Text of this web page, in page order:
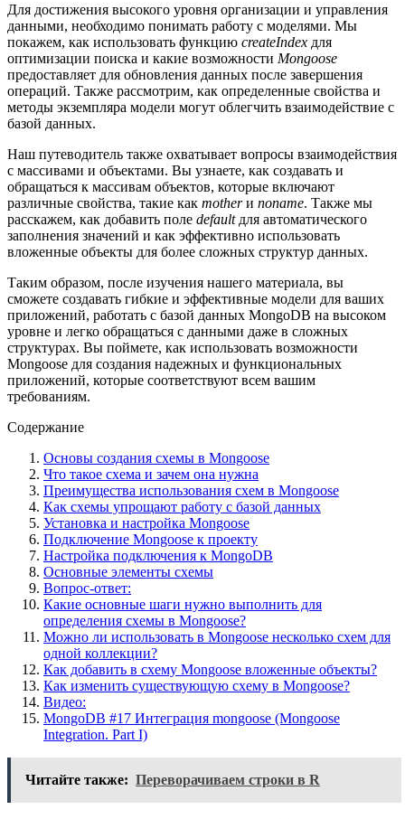
Для достижения высокого уровня организации и управления
данными, необходимо понимать работу с моделями. Мы
покажем, как использовать функцию createIndex для
оптимизации поиска и какие возможности Mongoose
предоставляет для обновления данных после завершения
операций. Также рассмотрим, как определенные свойства и
методы экземпляра модели могут облегчить взаимодействие с
базой данных.
Наш путеводитель также охватывает вопросы взаимодействия
с массивами и объектами. Вы узнаете, как создавать и
обращаться к массивам объектов, которые включают
различные свойства, такие как motherи noname. Также мы
расскажем, как добавить поле defaultдля автоматического
заполнения значений и как эффективно использовать
вложенные объекты для более сложных структур данных.
Таким образом, после изучения нашего материала, вы
сможете создавать гибкие и эффективные модели для ваших
приложений, работать с базой данных MongoDB на высоком
уровне и легко обращаться с данными даже в сложных
структурах. Вы поймете, как использовать возможности
Mongoose для создания надежных и функциональных
приложений, которые соответствуют всем вашим
требованиям.
Содержание
Основы создания схемы в Mongoose
Что такое схема и зачем она нужна
Преимущества использования схем в Mongoose
Как схемы упрощают работу с базой данных
Установка и настройка Mongoose
Подключение Mongoose к проекту
Настройка подключения к MongoDB
Основные элементы схемы
Вопрос-ответ:
Какие основные шаги нужно выполнить для
определения схемы в Mongoose?
Можно ли использовать в Mongoose несколько схем для
одной коллекции?
Как добавить в схему Mongoose вложенные объекты?
Как изменить существующую схему в Mongoose?
Видео:
MongoDB #17 Интеграция mongoose (Mongoose
Integration. Part I)
Читайте также: Переворачиваем строки в R